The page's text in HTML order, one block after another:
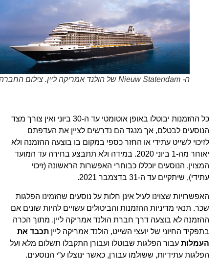
כל ההזמנות יבוטלו באופן אוטומטי עד ה-30 ביוני ואין צורך מצד
הנוסעים לבטלם, אך מנגד הם נדרשים לציין את העדפתם
לזיכוי לשייט עתידי או החזר כספי במקום בו בוצעה ההזמנה ולא
יאוחר מה-1 ביוני 2020. במידה ולא תתבצע בחירה עד המועד
המצוין, הנוסעים יוכללו כבוחרי האפשרות הראשונה (זיכוי
עתידי), שיתקיים עד ה-31 בדצמבר 2021.
האפשרויות שצוינו לעיל אינן חלות על נוסעים שהזמינו הפלגות
שכר. תנאי מדיניות ההזמנות והביטולים עשויים להיות שונים אם
ההזמנה לא בוצעה דרך חברת הולנד אמריקה ליין. מתוך הכרה
בתפקיד החיוני של יועצי השייט, הולנד אמריקה לייןתכבד את
העמלותעבור הפלגות שבוטלו ועבורן התקבלו תשלום מלא ועל
הפלגות עתידיות, ששולמו עבורן, כאשר ינוצלו ע”י הנוסעים.